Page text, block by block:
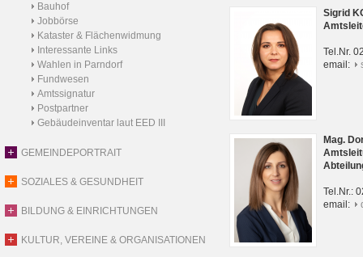
Bauhof
Jobbörse
Kataster & Flächenwidmung
Interessante Links
Wahlen in Parndorf
Fundwesen
Amtssignatur
Postpartner
Gebäudeinventar laut EED III
GEMEINDEPORTRAIT
SOZIALES & GESUNDHEIT
BILDUNG & EINRICHTUNGEN
KULTUR, VEREINE & ORGANISATIONEN
Sigrid
Tel.Nr.
email:
Mag.
Tel.Nr.:
email: